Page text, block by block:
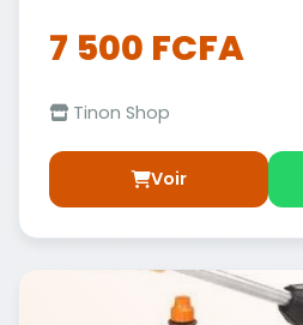
7 500 FCFA
Tinon Shop
Voir